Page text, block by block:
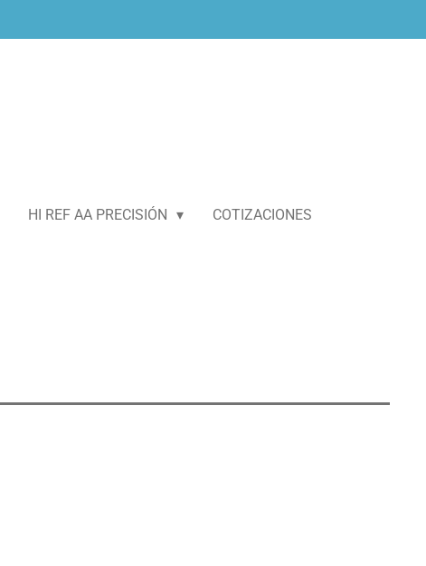
HI REF AA PRECISIÓN
COTIZACIONES